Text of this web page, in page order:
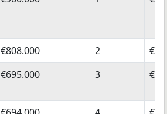
€808.000 2
€695.000 3